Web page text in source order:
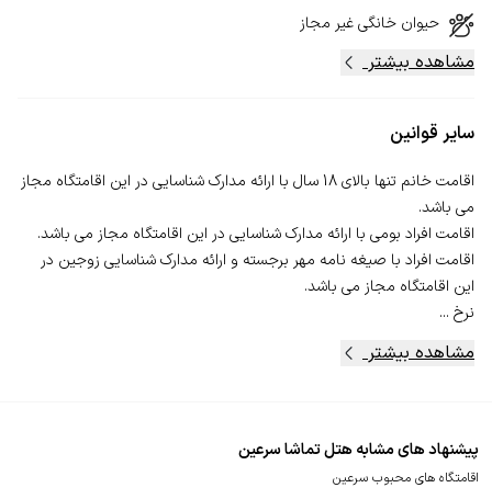
حیوان خانگیغیر مجاز
مشاهده بیشتر
سایر قوانین
اقامت خانم تنها بالای 18 سال با ارائه مدارک شناسایی در این اقامتگاه مجاز
اقامت افراد با صیغه نامه مهر برجسته و ارائه مدارک شناسایی زوجین در
نرخ ...
مشاهده بیشتر
پیشنهاد های مشابه هتل تماشا سرعین
اقامتگاه های محبوب سرعین